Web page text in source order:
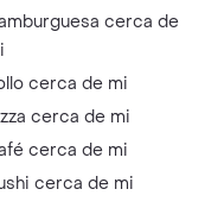
cerca de
cerca de mi
cerca de mi
cerca de mi
cerca de mi